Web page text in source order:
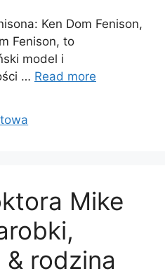
Ken Dom Fenison,
Fenison, to
model i
… Read more
Mike
rodzina